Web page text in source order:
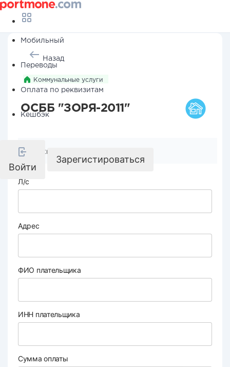
Мобильный
Переводы
Оплата по реквизитам
Кешбэк
Войти
Зарегистироваться
Назад
Коммунальные услуги
ОСББ "ЗОРЯ-2011"
Реквизиты компании
Л/с
Адрес
ФИО плательщика
ИНН плательщика
Сумма оплаты